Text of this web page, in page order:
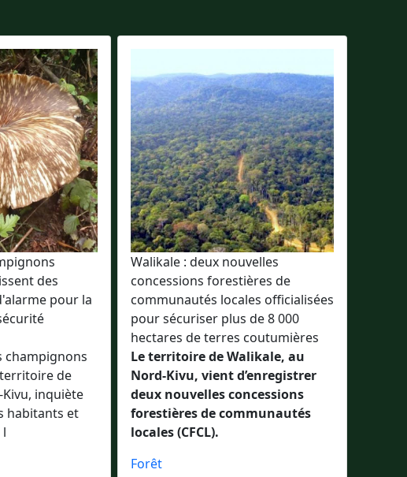
des
pour la
champignons
de
inquiète
habitants et
l
Walikale : deux nouvelles
concessions forestières de
communautés locales officialisées
pour sécuriser plus de 8 000
hectares de terres coutumières
Le territoire de Walikale, au
Nord-Kivu, vient d’enregistrer
deux nouvelles concessions
forestières de communautés
locales (CFCL).
Forêt